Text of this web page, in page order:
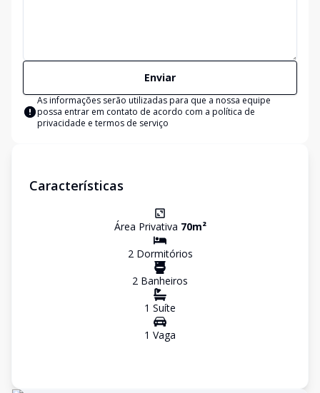
Enviar
As informações serão utilizadas para que a nossa equipe
possa entrar em contato de acordo com a política de
privacidade e termos de serviço
Características
Área Privativa 70m²
2Dormitórios
2 Banheiros
1 Suíte
1 Vaga